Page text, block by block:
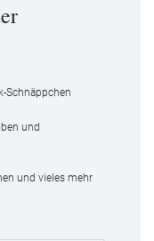
Schnäppchen
und
und vieles mehr